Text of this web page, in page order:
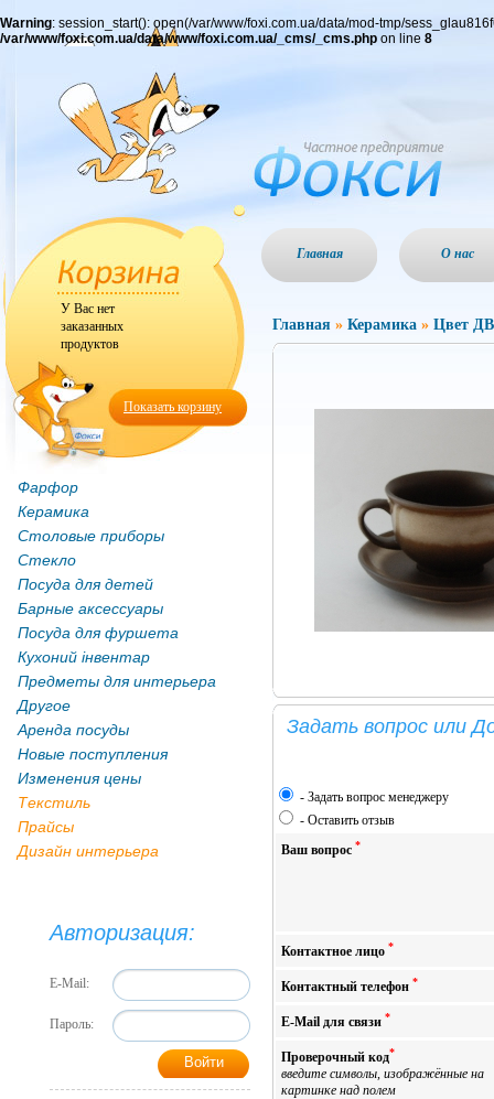
Warning: session_start(): open(/var/www/foxi.com.ua/data/mod-tmp/
/var/www/foxi.com.ua/data/www/foxi.com.ua/_cms/_cms.php on line 8
Показать корзину
У Вас нет
заказанных
продуктов
Фарфор
Керамика
Столовые приборы
Стекло
Посуда для детей
Барные аксессуары
Посуда для фуршета
Кухоний інвентар
Предметы для интерьера
Другое
Аренда посуды
Новые поступления
Изменения цены
Текстиль
Прайсы
Дизайн интерьера
Авторизация:
E-Mail:
Пароль:
Главная О нас
Главная » Керамика » Цвет
Задать вопрос или
- Задать вопрос менеджеру
- Оставить отзыв
Ваш вопрос*
Контактное лицо*
Контактный телефон*
E-Mail для связи*
Проверочный код*
введите символы, изображённые на
картинке над полем